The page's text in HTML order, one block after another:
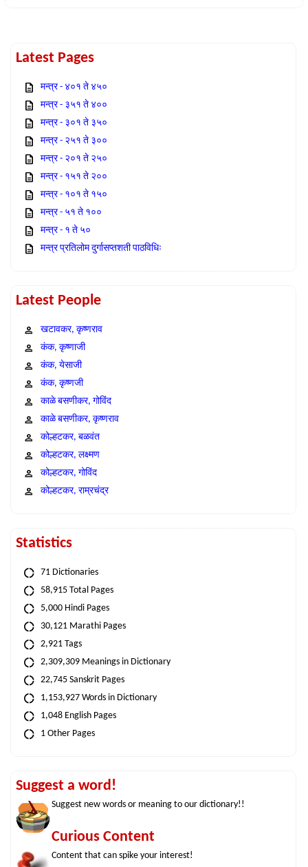
Latest Pages
मन्त्र - ४०१ ते ४५०
मन्त्र - ३५१ ते ४००
मन्त्र - ३०१ ते ३५०
मन्त्र - २५१ ते ३००
मन्त्र - २०१ ते २५०
मन्त्र - १५१ ते २००
मन्त्र - १०१ ते १५०
मन्त्र - ५१ ते १००
मन्त्र - १ ते ५०
मन्त्र प्रतिलोम दुर्गासप्तशती पाठविधिः
Latest People
खटावकर, कृष्णराव
कंक, कृष्णाजी
कंक, येसाजी
कंक, कृष्णजी
काळे बसणीकर, गोविंद
काळे बसणीकर, कृष्णराव
कोल्हटकर, बळवंत
कोल्हटकर, लक्ष्मण
कोल्हटकर, गोविंद
कोल्हटकर, राम्रचंद्र
Statistics
71 Dictionaries
58,915 Total Pages
5,000 Hindi Pages
30,121 Marathi Pages
2,921 Tags
2,309,309 Meanings in Dictionary
22,745 Sanskrit Pages
1,153,927 Words in Dictionary
1,048 English Pages
1 Other Pages
Suggest a word!
Suggest new words or meaning to our dictionary!!
Curious Content
Content that can spike your interest!